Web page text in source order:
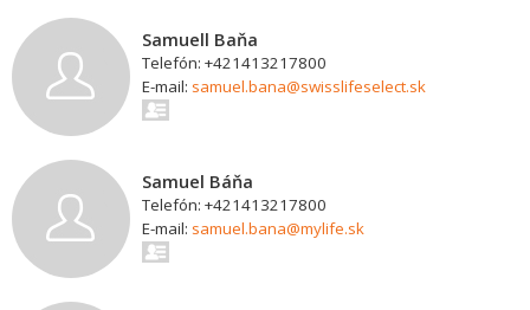
Samuell Baňa
Telefón: +421413217800
E-mail: samuel.bana@swisslifeselect.sk
Samuel Báňa
Telefón: +421413217800
E-mail: samuel.bana@mylife.sk